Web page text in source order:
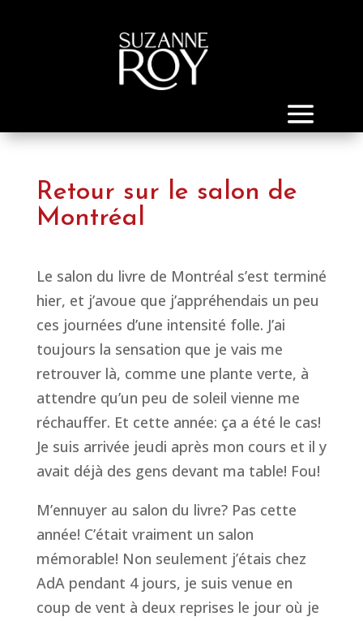
Retour sur le salon de
Montréal
Le salon du livre de Montréal s’est terminé
hier, et j’avoue que j’appréhendais un peu
ces journées d’une intensité folle. J’ai
toujours la sensation que je vais me
retrouver là, comme une plante verte, à
attendre qu’un peu de soleil vienne me
réchauffer. Et cette année: ça a été le cas!
Je suis arrivée jeudi après mon cours et il y
avait déjà des gens devant ma table! Fou!
M’ennuyer au salon du livre? Pas cette
année! C’était vraiment un salon
mémorable! Non seulement j’étais chez
AdA pendant 4 jours, je suis venue en
coup de vent à deux reprises le jour où je